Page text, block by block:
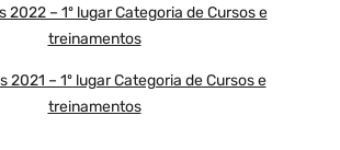
2022 – 1º lugar Categoria de Cursos e
treinamentos
2021 – 1º lugar Categoria de Cursos e
treinamentos